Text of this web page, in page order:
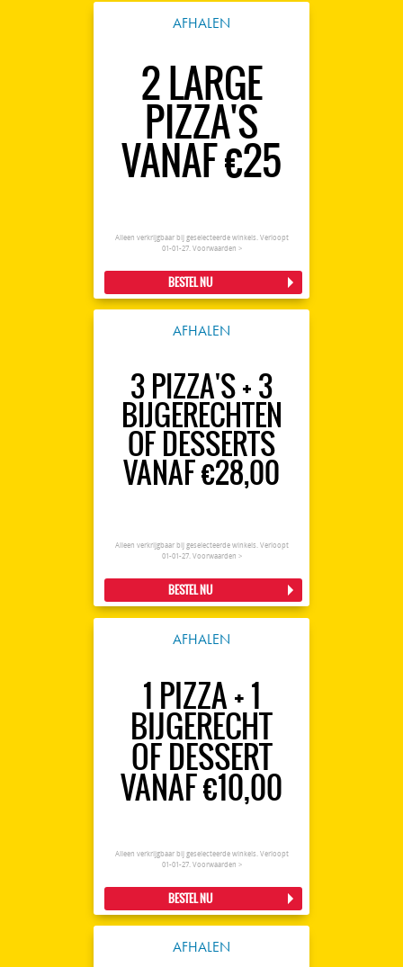
AFHALEN
2 LARGE
PIZZA'S
VANAF €25
Alleen verkrijgbaar bij geselecteerde winkels. Verloopt
01-01-27. Voorwaarden >
BESTEL NU
AFHALEN
3 PIZZA'S + 3
BIJGERECHTEN
OF DESSERTS
VANAF €28,00
Alleen verkrijgbaar bij geselecteerde winkels. Verloopt
01-01-27. Voorwaarden >
BESTEL NU
AFHALEN
1 PIZZA + 1
BIJGERECHT
OF DESSERT
VANAF €10,00
Alleen verkrijgbaar bij geselecteerde winkels. Verloopt
01-01-27. Voorwaarden >
BESTEL NU
AFHALEN